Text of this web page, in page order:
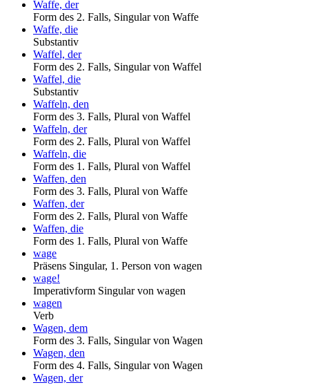
Waffe, der
Form des 2. Falls, Singular von Waffe
Waffe, die
Substantiv
Waffel, der
Form des 2. Falls, Singular von Waffel
Waffel, die
Substantiv
Waffeln, den
Form des 3. Falls, Plural von Waffel
Waffeln, der
Form des 2. Falls, Plural von Waffel
Waffeln, die
Form des 1. Falls, Plural von Waffel
Waffen, den
Form des 3. Falls, Plural von Waffe
Waffen, der
Form des 2. Falls, Plural von Waffe
Waffen, die
Form des 1. Falls, Plural von Waffe
wage
Präsens Singular, 1. Person von wagen
wage!
Imperativform Singular von wagen
wagen
Verb
Wagen, dem
Form des 3. Falls, Singular von Wagen
Wagen, den
Form des 4. Falls, Singular von Wagen
Wagen, der